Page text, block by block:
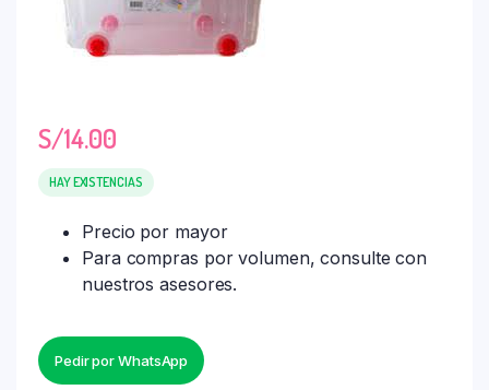
S/14.00
HAY EXISTENCIAS
Precio por mayor
Para compras por volumen, consulte con
nuestros asesores.
Pedir por WhatsApp